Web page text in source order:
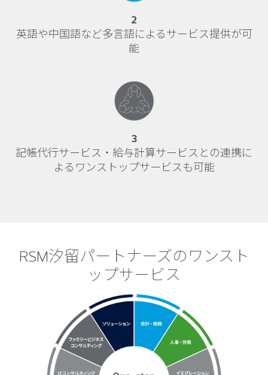
2
英語や中国語など多言語によるサービス提供が可
能
3
記帳代行サービス・給与計算サービスとの連携に
よるワンストップサービスも可能
RSM汐留パートナーズのワンスト
ップサービス